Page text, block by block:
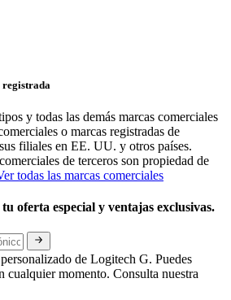
registrada
y todas las demás marcas comerciales
o marcas registradas de
filiales en EE. UU. y otros países.
de terceros son propiedad de
todas las marcas comerciales
oferta especial y ventajas exclusivas.
de Logitech G. Puedes
cualquier momento. Consulta nuestra